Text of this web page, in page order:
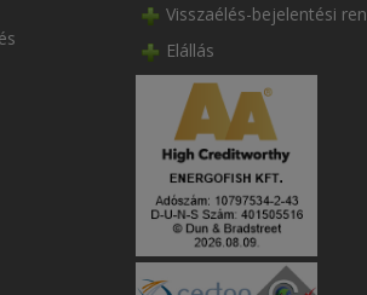
Visszaélés-bejelentési
Elállás